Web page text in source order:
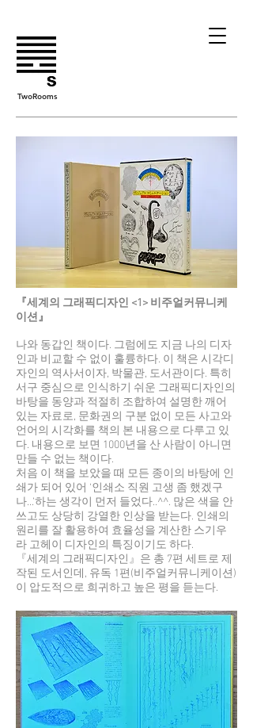
TwoRooms
『세계의 그래픽디자인 <1> 비주얼커뮤니케
이션』
나와 동갑인 책이다. 그럼에도 지금 나의 디자
인과 비교할 수 없이 훌륭하다. 이 책은 시각디
자인의 역사서이자, 박물관, 도서관이다. 특히
서구 중심으로 인식하기 쉬운 그래픽디자인의
바탕을 동양과 적절히 조합하여 설명한 깨어
있는 자료로, 문화권의 구분 없이 모든 사고와
언어의 시각화를 책의 본 내용으로 다루고 있
다. 내용으로 보면 1000년을 산 사람이 아니면
만들 수 없는 책이다.
처음 이 책을 보았을 때 모든 종이의 바탕에 인
쇄가 되어 있어 ‘인쇄소 직원 고생 좀 했겠구
나...’하는 생각이 먼저 들었다..^^. 많은 색을 안
쓰고도 상당히 강열한 인상을 받는다. 인쇄의
원리를 잘 활용하여 효율성을 계산한 스기우
라 고헤이 디자인의 특징이기도 하다.
『세계의 그래픽디자인』은 총 7편 세트로 제
작된 도서인데, 유독 1편(비주얼커뮤니케이션)
이 압도적으로 희귀하고 높은 평을 듣는다.